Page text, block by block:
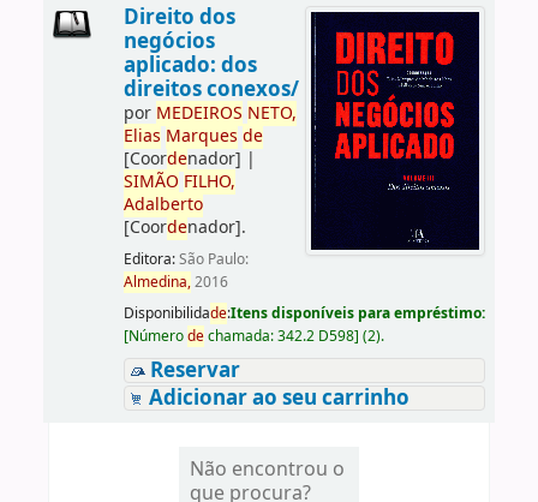
Direito dos
negócios
aplicado: dos
direitos conexos/
por MEDEIROS NETO,
Elias Marques de
[Coordenador] |
SIMÃO FILHO,
Adalberto
[Coordenador].
Editora:São Paulo:
Almedina,2016
Disponibilidade:Itens disponíveis para empréstimo:
[Númerodechamada:342.2 D598] (2).
Reservar
Adicionar ao seu carrinho
Não encontrou o
que procura?